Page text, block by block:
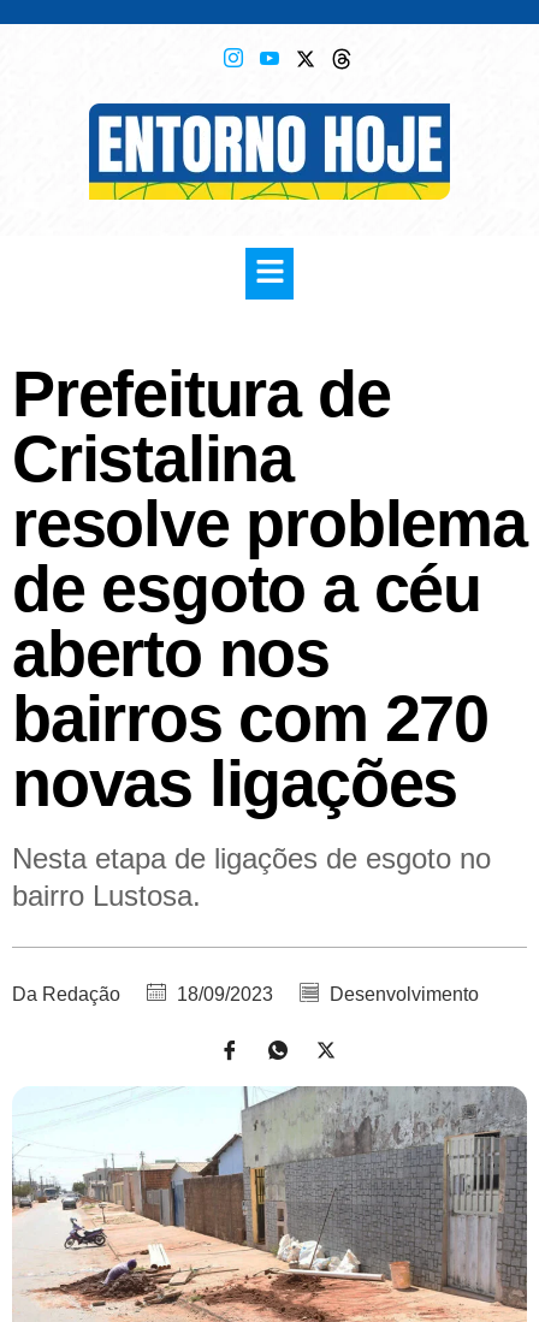
Prefeitura de
Cristalina
resolve problema
de esgoto a céu
aberto nos
bairros com 270
novas ligações
Nesta etapa de ligações de esgoto no
bairro Lustosa.
Da Redação 18/09/2023 Desenvolvimento